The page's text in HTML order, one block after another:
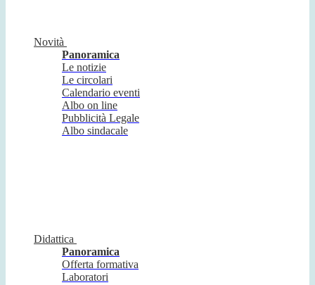
Novità
Panoramica
Le notizie
Le circolari
Calendario eventi
Albo on line
Pubblicità Legale
Albo sindacale
Didattica
Panoramica
Offerta formativa
Laboratori